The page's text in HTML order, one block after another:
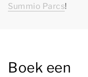
Summio Parcs!
Boek een